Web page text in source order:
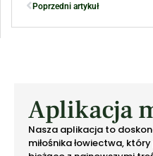
Poprzedni artykuł
Aplikacja
Nasza aplikacja to
miłośnika łowiectwa,